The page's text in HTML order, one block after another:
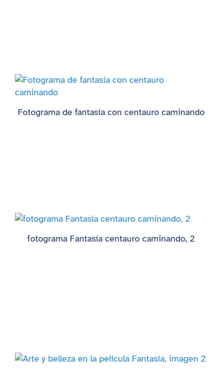
Fotograma de fantasía con centauro caminando
fotograma Fantasía centauro caminando, 2